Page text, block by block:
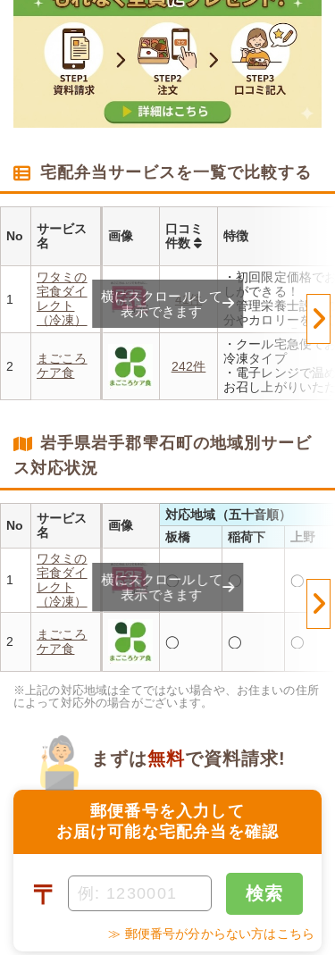
宅配弁当サービスを一覧で比較する
No
サービス
名
画像
口コミ
件数
特徴
1
ワタミの
宅食ダイ
レクト
（冷凍）
41件
・初回限定価格で
しができる！
・管理栄養士設計
分やカロリーを賢く
・レンジで温めるだ
使わず安全で片付
・豊富な献立で毎
飽きることなく楽
2
まごころ
ケア食
242件
・クール宅急便で
冷凍タイプ
・電子レンジで温
お召し上がりいただ
・メニューの組み
んと20％OFF！
横にスクロールして
表示できます
岩手県岩手郡雫石町の地域別サービ
ス対応状況
No
サービス
名
画像
対応地域（五十音順）
板橋
稲荷下 上野
1
ワタミの
宅食ダイ
レクト
（冷凍）
◯ ◯ ◯
2
まごころ
ケア食
◯ ◯ ◯
横にスクロールして
表示できます
※上記の対応地域は全てではない場合や、お住まいの住所
によって対応外の場合がございます。
郵便番号を入力して
お届け可能な宅配弁当を確認
まずは無料で資料請求!
〒 検索
≫ 郵便番号が分からない方はこちら